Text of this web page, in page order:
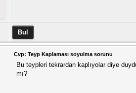
Cvp: Teyp Kaplaması soyulma sorunu
Bu teypleri tekrardan kaplıyolar diye
mı?